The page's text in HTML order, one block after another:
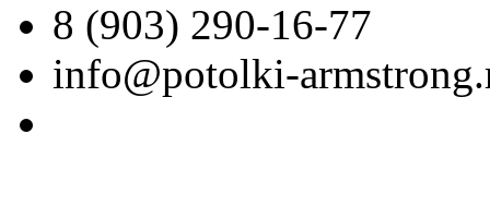
8 (903) 290-16-77
info@potolki-